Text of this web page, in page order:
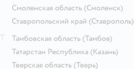
Смоленская область (Смоленск)
Ставропольский край (Ставрополь)
Тамбовская область (Тамбов)
Татарстан Республика (Казань)
Тверская область (Тверь)